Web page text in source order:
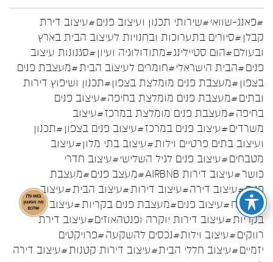
#פאנג-שוואי#שירותי תכנון ועיצוב פנים#עיצוב דירת
קבלן #סיורים בתערוכות ובחנויות לעיצוב הבית בארץ
ובעולם#הום סטיילינג#מתודולוגיה ועיון #סגנונות עיצוב
פנים#הבית הישראלי#חומרים לעיצוב הבית#מעצבת פנים
בצפון #מעצבת פנים מומלצת בצפון#תכנון ושיפוץ דירות
ובתים#מעצבת פנים מומלצת בחיפה#עיצוב פנים
בחיפה#מעצבת פנים מומלצת במרכז#עיצוב
משרדים#עיצוב פנים במרכז#עיצוב פנים בצפון #תכנון
ועיצוב בתים פרטיים וילות#עיצוב בתי מלון#עיצוב
מטבחים#עיצוב פנים לגיל השלישי#עיצוב חדרי
כושר#עיצוב דירות AIRBNB #מעצב פנים#מעצבת
פנים#עיצוב דירה#עיצוב דירות#עיצוב הבית#עיצוב
המטבח#עיצוב פנים#מעצבת פנים בקריות#עיצוב פנים
בקריות#עיצוב דירות יוקרה ופנטהאוזים#עיצוב דירת
רווקים#עיצוב וילות#נכסים להשקעה#פרויקטים
יזמיים#עיצוב חללי הבית#עיצוב דירות קטנות#עיצוב דירה